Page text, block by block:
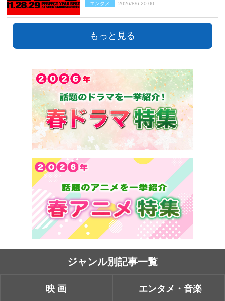
エンタメ 2026/8/6 20:00
もっと見る
ジャンル別記事一覧
映画 エンタメ・音楽